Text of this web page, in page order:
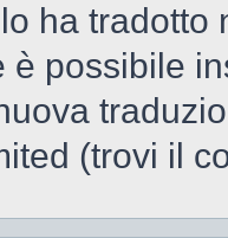
ha
è possibile
(trovi il